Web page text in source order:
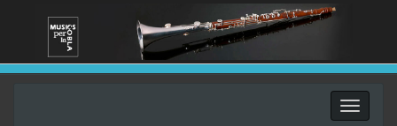
Toggle